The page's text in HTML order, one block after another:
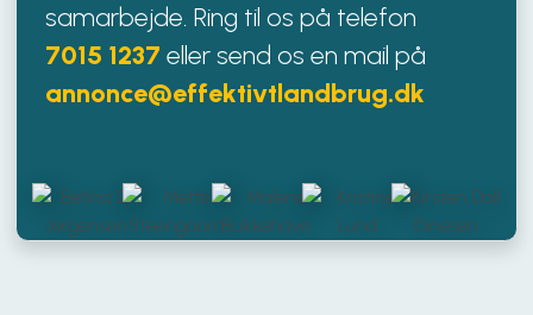
samarbejde. Ring til os på telefon
7015 1237 eller send os en mail på
annonce@effektivtlandbrug.dk